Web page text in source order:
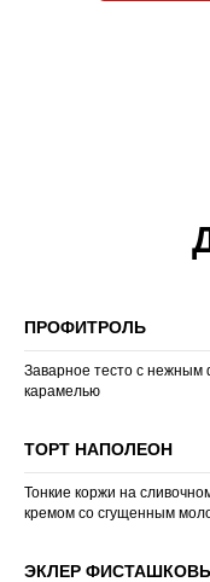
ПРОФИТРОЛЬ
Заварное тесто с нежным
карамелью
ТОРТ НАПОЛЕОН
Тонкие коржи на
кремом со сгущенным
ЭКЛЕР